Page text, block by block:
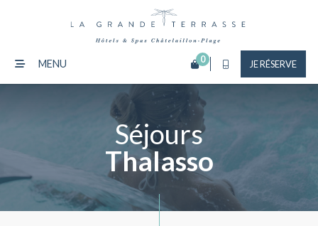
MENU 0 JE RÉSERVE
Séjours
Thalasso